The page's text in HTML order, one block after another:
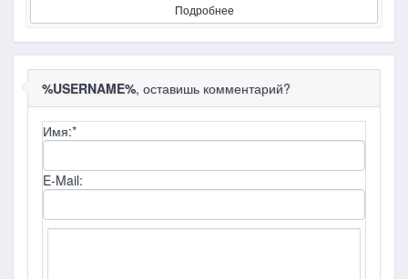
Подробнее
%USERNAME%, оставишь комментарий?
Имя:*
E-Mail: